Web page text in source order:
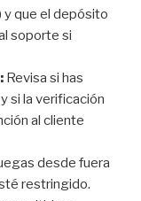
y que el depósito
soporte si
Revisa si has
si la verificación
al cliente
desde fuera
restringido.